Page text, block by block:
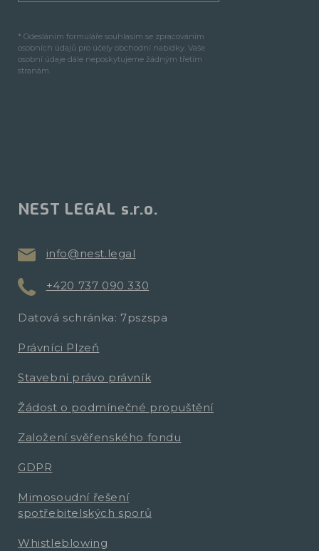
* Odesláním formuláře souhlasím se zpracováním
osobních údajů pro účely obchodní nabídky. Vaše
osobní údaje dále neposkytujeme žádným třetím
stranám.
NEST LEGAL s.r.o.
info@nest.legal
+420 737 090 330
Datová schránka: 7pszspa
Právníci Plzeň
Stavební právo právník
Žádost o podmínečné propuštění
Založení svěřenského fondu
GDPR
Mimosoudní řešení
spotřebitelských sporů
Whistleblowing